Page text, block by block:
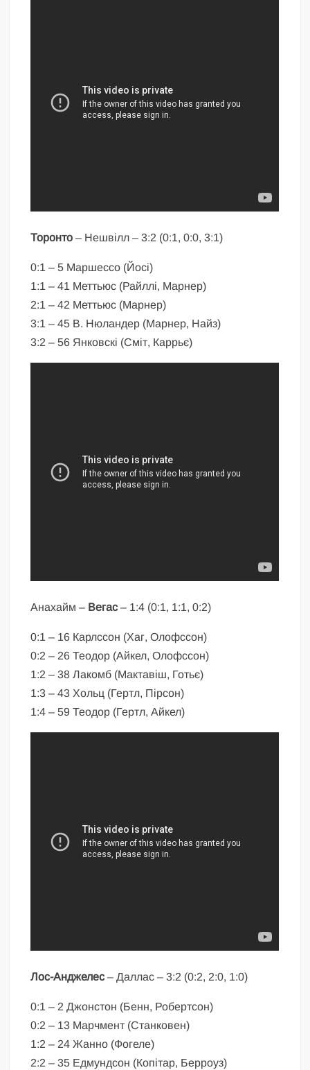
Торонто– Нешвілл – 3:2 (0:1, 0:0, 3:1)
0:1 – 5 Маршессо (Йосі)
1:1 – 41 Меттьюс (Райллі, Марнер)
2:1 – 42 Меттьюс (Марнер)
3:1 – 45 В. Нюландер (Марнер, Найз)
3:2 – 56 Янковскі (Сміт, Каррьє)
Анахайм – Вегас– 1:4 (0:1, 1:1, 0:2)
0:1 – 16 Карлссон (Хаг, Олофссон)
0:2 – 26 Теодор (Айкел, Олофссон)
1:2 – 38 Лакомб (Мактавіш, Готьє)
1:3 – 43 Хольц (Гертл, Пірсон)
1:4 – 59 Теодор (Гертл, Айкел)
Лос-Анджелес– Даллас – 3:2 (0:2, 2:0, 1:0)
0:1 – 2 Джонстон (Бенн, Робертсон)
0:2 – 13 Марчмент (Станковен)
1:2 – 24 Жанно (Фогеле)
2:2 – 35 Едмундсон (Копітар, Берроуз)